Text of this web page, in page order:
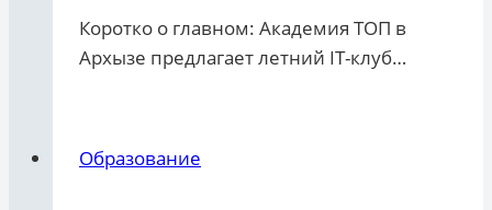
Коротко о главном: Академия ТОП в
Архызе предлагает летний IT-клуб…
Образование